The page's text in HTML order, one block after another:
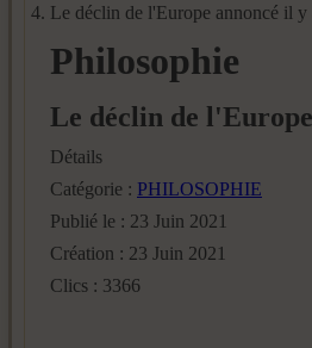
Le déclin de l'Europe annoncé il y
Philosophie
Le déclin de
Détails
Catégorie : PHILOSOPHIE
Publié le : 23 Juin 2021
Création : 23 Juin 2021
Clics : 3366